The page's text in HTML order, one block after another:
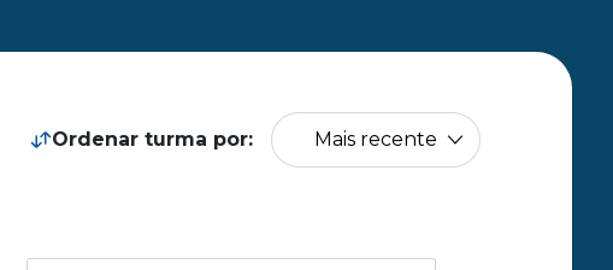
Ordenar turma por: